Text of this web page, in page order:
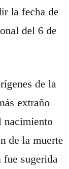
la fecha de
del 6 de
de la
extraño
nacimiento
de la muerte
fue sugerida